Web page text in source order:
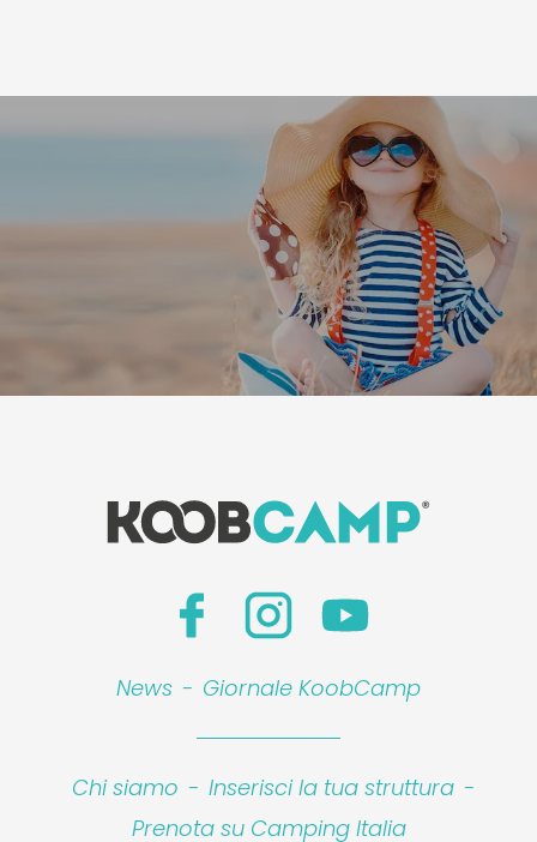
News - Giornale KoobCamp
Chi siamo - Inserisci la tua struttura -
Prenota su Camping Italia